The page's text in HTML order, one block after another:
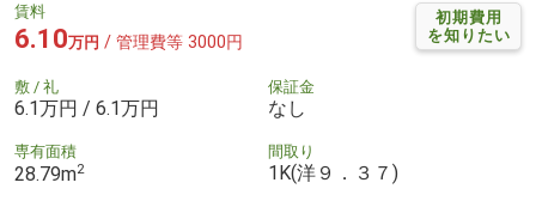
初期費用
を知りたい
賃料
6.10万円 / 管理費等 3000円
敷 / 礼
6.1万円 / 6.1万円
保証金
なし
専有面積
28.79m2
間取り
1K(洋９．３７)